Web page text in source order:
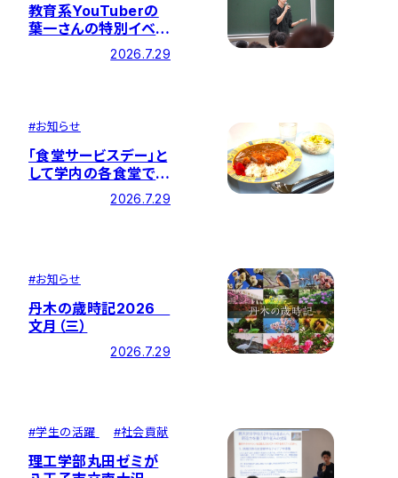
教育系YouTuberの
葉一さんの特別イベン
ト「遠すぎる目標。それ
でも私はこう戦った」
2026.7.29
#お知らせ
「食堂サービスデー」と
して学内の各食堂でカ
ツカレーを提供しまし
2026.7.29
#お知らせ
丹木の歳時記2026
文月（三）
2026.7.29
#学生の活躍 #社会貢献
理工学部丸田ゼミが